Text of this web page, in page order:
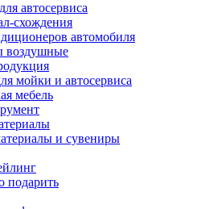
автосервиса
схождения
автомобиля
воздушные
мойки и автосервиса
мебель
и сувениры
подарить